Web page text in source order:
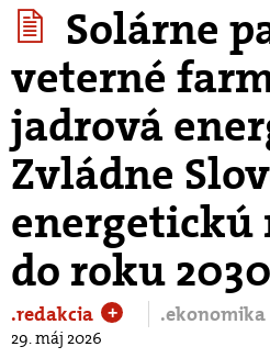
Solárne
veterné
jadrová
Zvládne
energetickú
do roku
.redakcia + .ekonomika
29. máj 2026